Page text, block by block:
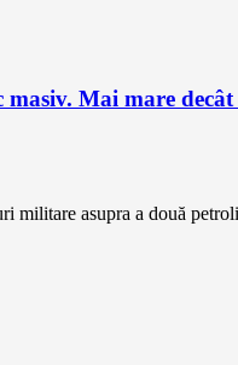
Mai mare
militare asupra a două